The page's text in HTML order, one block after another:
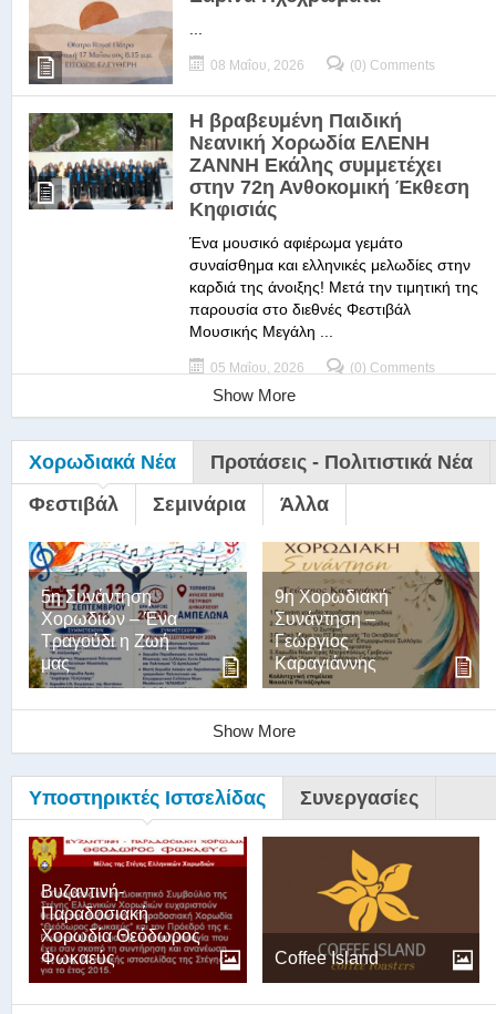
08 Μαΐου, 2026 (0) Comments
Η βραβευμένη Παιδική
Νεανική Χορωδία ΕΛΕΝΗ
ΖΑΝΝΗ Εκάλης συμμετέχει
στην 72η Ανθοκομική Έκθεση
Κηφισιάς
Ένα μουσικό αφιέρωμα γεμάτο
συναίσθημα και ελληνικές μελωδίες στην
καρδιά της άνοιξης! Μετά την τιμητική της
παρουσία στο διεθνές Φεστιβάλ
Μουσικής Μεγάλη ...
05 Μαΐου, 2026 (0) Comments
Show More
Χορωδιακά Νέα
Προτάσεις - Πολιτιστικά Νέα
Φεστιβάλ
Σεμινάρια Άλλα
5η Συνάντηση
Χορωδιών – Ένα
Τραγούδι η Ζωή
μας
9η Χορωδιακή
Συνάντηση –
Γεώργιος
Καραγιάννης
Show More
Υποστηρικτές Ιστσελίδας Συνεργασίες
Βυζαντινή-
Παραδοσιακή
Χορωδία Θεόδωρος
Φωκαεύς
Coffee Island